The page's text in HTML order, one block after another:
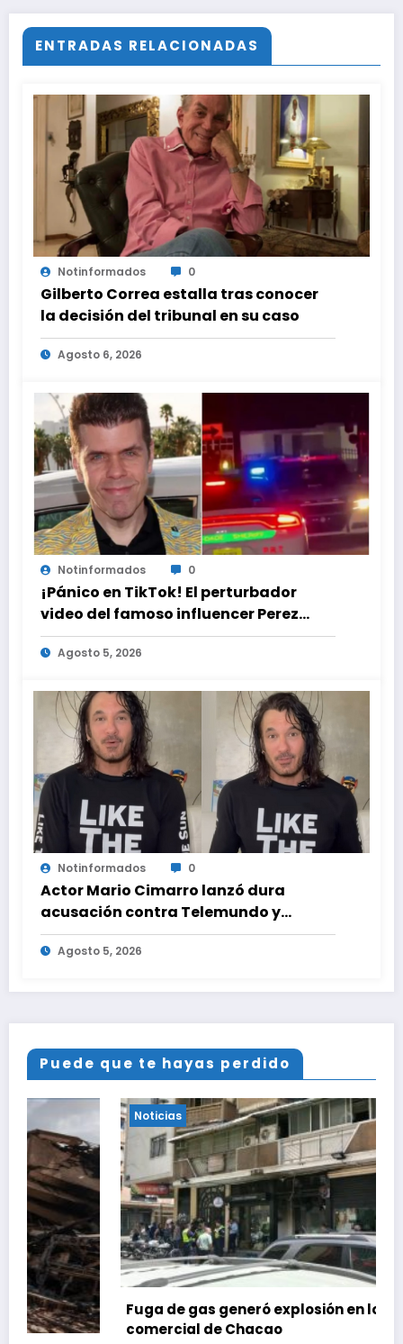
ENTRADAS RELACIONADAS
Notinformados 0
Gilberto Correa estalla tras conocer
la decisión del tribunal en su caso
Agosto 6, 2026
Notinformados 0
¡Pánico en TikTok! El perturbador
video del famoso influencer Perez
Hilton que obligó a sus fans a pedir
ayuda médica
Agosto 5, 2026
Notinformados 0
Actor Mario Cimarro lanzó dura
acusación contra Telemundo y
advirtió que lo que hacen en su contra
es ilegal en EEUU
Agosto 5, 2026
Puede que te hayas perdido
Noticias
Fuga de gas generó explosión en local
comercial de Chacao